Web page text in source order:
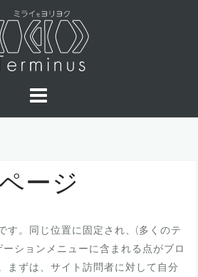
ージ
す。同じ位置に固定され、(多くのテ
ションメニューに含まれる点がブロ
まずは、サイト訪問者に対して自分